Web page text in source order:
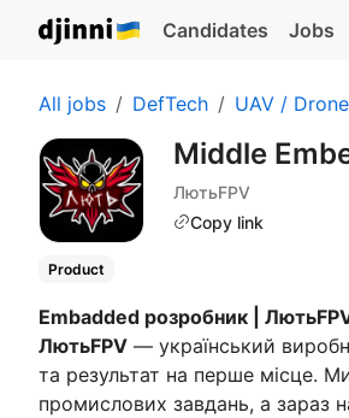
Candidates Jobs
All jobs DefTech UAV /
Middle
ЛютьFPV
Copy link
Product
Embadded розробник |
ЛютьFPV — український
та результат на перше місце.
промислових завдань, а зараз